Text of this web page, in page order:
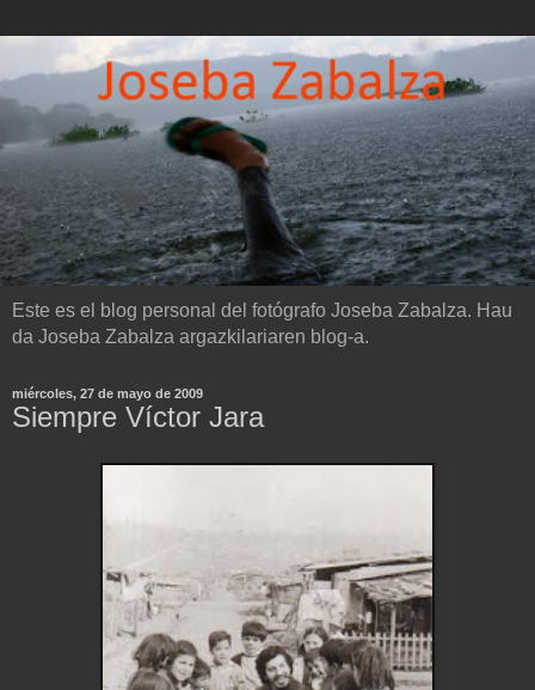
Este es el blog personal del fotógrafo Joseba Zabalza. Hau
da Joseba Zabalza argazkilariaren blog-a.
miércoles, 27 de mayo de 2009
Siempre Víctor Jara